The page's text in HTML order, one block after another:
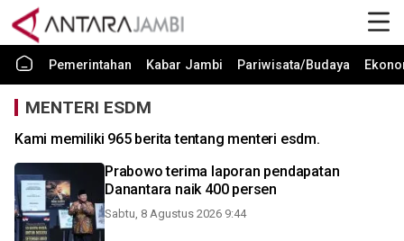
Pemerintahan Kabar Jambi Pariwisata/Budaya
MENTERI ESDM
Kami memiliki 965 berita tentang menteri esdm.
Prabowo terima laporan pendapatan
Danantara naik 400 persen
Sabtu, 8 Agustus 2026 9:44